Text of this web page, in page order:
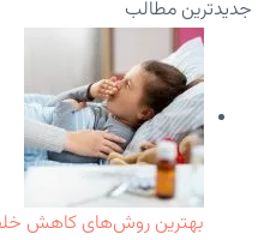
جدیدترین مطالب
بهترین روش‌های کاهش